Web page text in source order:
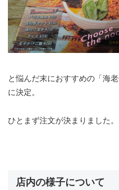
と悩んだ末におすすめの「海
に決定。
ひとまず注文が決まりました。
店内の様子について